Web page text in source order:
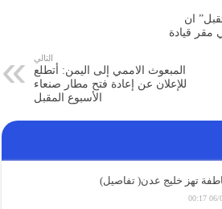
ان
مقر قيادة
التالي
المبعوث الاممي إلى اليمن: أتطلع
للإعلان عن إعادة فتح مطار صنعاء
الأسبوع المقبل
تهز خليج عدن( تفاصيل)
06/